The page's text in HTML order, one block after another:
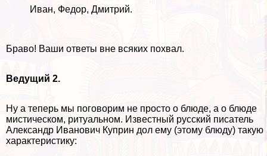
Иван, Федор, Дмитрий.
Браво! Ваши ответы вне всяких похвал.
Ведущий 2.
Ну а теперь мы поговорим не просто о блюде, а о блюде
мистическом, ритуальном. Известный русский писатель
Александр Иванович Куприн дол ему (этому блюду) такую
хаpaктеристику: